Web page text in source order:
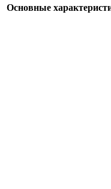
Основные